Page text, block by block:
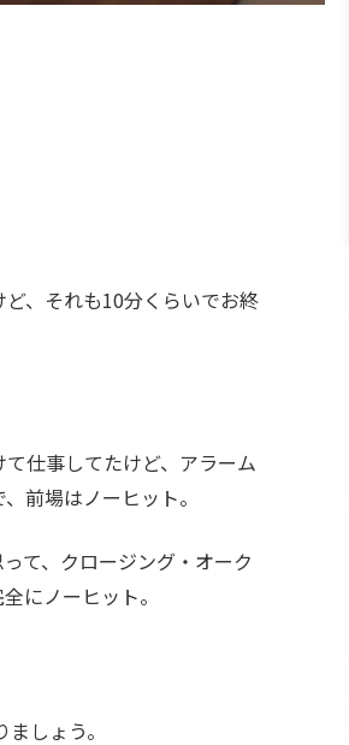
、それも10分くらいでお終
仕事してたけど、アラーム
前場はノーヒット。
て、クロージング・オーク
にノーヒット。
しょう。